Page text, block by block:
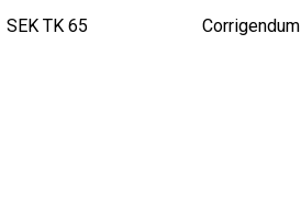
SEK TK 65 Corrigendum